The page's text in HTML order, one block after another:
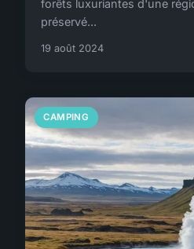
forêts luxuriantes d'une
préservé...
19 août 2024
CAMPING